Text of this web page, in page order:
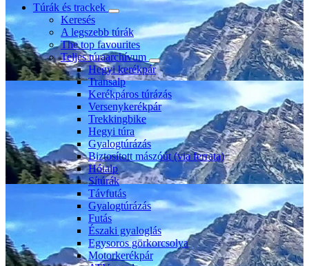
Túrák és trackek
Keresés
A legszebb túrák
The top favourites
Teljes túraarchívum
Hegyi kerékpár
Transalp
Kerékpáros túrázás
Versenykerékpár
Trekkingbike
Hegyi túra
Gyalogtúrázás
Biztosított mászóút (via ferrata)
Hótalp
Sítúrák
Távfutás
Gyalogtúrázás
Futás
Északi gyaloglás
Egysoros görkorcsolya
Motorkerékpár